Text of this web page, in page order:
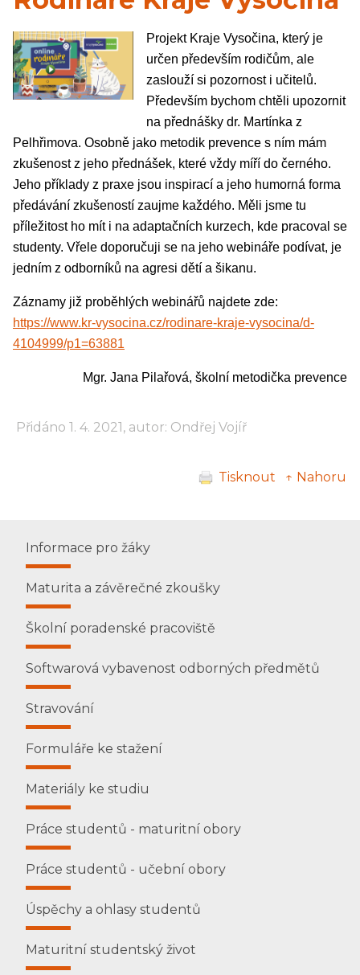
Projekt Kraje Vysočina, který je
určen především rodičům, ale
zaslouží si pozornost i učitelů.
Především bychom chtěli upozornit
na přednášky dr. Martínka z
Pelhřimova. Osobně jako metodik prevence s ním mám
zkušenost z jeho přednášek, které vždy míří do černého.
Jeho příklady z praxe jsou inspirací a jeho humorná forma
předávání zkušeností zaujme každého. Měli jsme tu
příležitost ho mít i na adaptačních kurzech, kde pracoval se
studenty. Vřele doporučuji se na jeho webináře podívat, je
jedním z odborníků na agresi dětí a šikanu.
Záznamy již proběhlých webinářů najdete zde:
https://www.kr-vysocina.cz/rodinare-kraje-vysocina/d-
4104999/p1=63881
Mgr. Jana Pilařová, školní metodička prevence
Přidáno 1. 4. 2021, autor: Ondřej Vojíř
Tisknout ↑ Nahoru
Informace pro žáky
Maturita a závěrečné zkoušky
Školní poradenské pracoviště
Softwarová vybavenost odborných předmětů
Stravování
Formuláře ke stažení
Materiály ke studiu
Práce studentů - maturitní obory
Práce studentů - učební obory
Úspěchy a ohlasy studentů
Maturitní studentský život